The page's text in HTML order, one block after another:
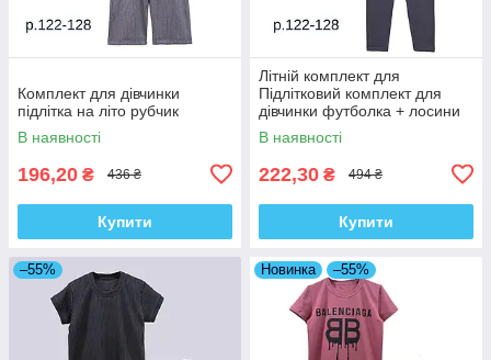
Комплект для дівчинки
підлітка на літо рубчик
В наявності
196,20 ₴ 436 ₴
Купити
Літній комплект для
Підлітковий комплект для
дівчинки футболка + лосини
СпортАбстракція
В наявності
222,30 ₴ 494 ₴
Купити
–55% Новинка –55%